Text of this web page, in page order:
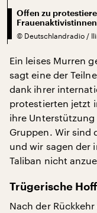
Offen zu
© Deutschlandradio /
Ein leises Murren
sagt eine der
dank ihrer
protestierten jetzt
ihre
Gruppen. Wir sind
und wir sagen der
Taliban nicht
Trügerische
Nach der